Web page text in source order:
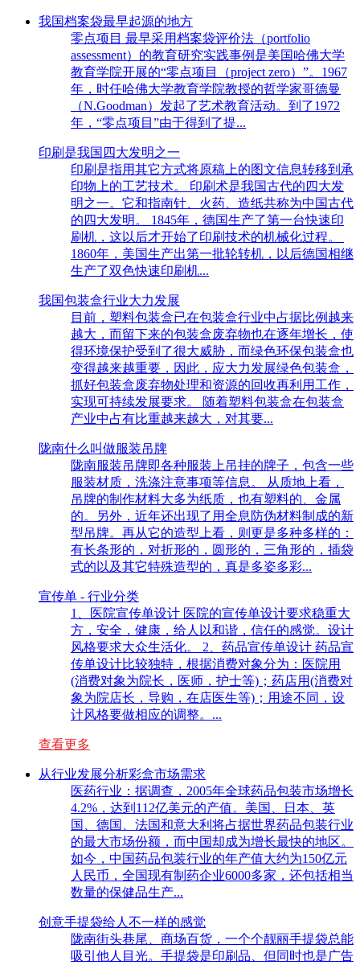
我国档案袋最早起源的地方
零点项目 最早采用档案袋评价法（portfolio
assessment）的教育研究实践事例是美国哈佛大学
教育学院开展的“零点项目（project zero）”。1967
年，时任哈佛大学教育学院教授的哲学家哥德曼
（N.Goodman）发起了艺术教育活动。到了1972
年，“零点项目”由于得到了提...
印刷是我国四大发明之一
印刷是指用其它方式将原稿上的图文信息转移到承
印物上的工艺技术。 印刷术是我国古代的四大发
明之一。它和指南针、火药、造纸共称为中国古代
的四大发明。 1845年，德国生产了第一台快速印
刷机，这以后才开始了印刷技术的机械化过程。
1860年，美国生产出第一批轮转机，以后德国相继
生产了双色快速印刷机...
我国包装盒行业大力发展
目前，塑料包装盒已在包装盒行业中占据比例越来
越大，而留下来的包装盒废弃物也在逐年增长，使
得环境保护受到了很大威胁，而绿色环保包装盒也
变得越来越重要，因此，应大力发展绿色包装盒，
抓好包装盒废弃物处理和资源的回收再利用工作，
实现可持续发展要求。 随着塑料包装盒在包装盒
产业中占有比重越来越大，对其要...
陇南什么叫做服装吊牌
陇南服装吊牌即各种服装上吊挂的牌子，包含一些
服装材质，洗涤注意事项等信息。 从质地上看，
吊牌的制作材料大多为纸质，也有塑料的、金属
的。另外，近年还出现了用全息防伪材料制成的新
型吊牌。再从它的造型上看，则更是多种多样的：
有长条形的，对折形的，圆形的，三角形的，插袋
式的以及其它特殊造型的，真是多姿多彩...
宣传单 - 行业分类
1、医院宣传单设计 医院的宣传单设计要求稳重大
方，安全，健康，给人以和谐，信任的感觉。设计
风格要求大众生活化。 2、药品宣传单设计 药品宣
传单设计比较独特，根据消费对象分为：医院用
(消费对象为院长，医师，护士等)；药店用(消费对
象为院店长，导购，在店医生等)；用途不同，设
计风格要做相应的调整。...
查看更多
从行业发展分析彩盒市场需求
医药行业：据调查，2005年全球药品包装市场增长
4.2%，达到112亿美元的产值。美国、日本、英
国、德国、法国和意大利将占据世界药品包装行业
的最大市场份额，而中国却成为增长最快的地区。
如今，中国药品包装行业的年产值大约为150亿元
人民币，全国现有制药企业6000多家，还包括相当
数量的保健品生产...
创意手提袋给人不一样的感觉
陇南街头巷尾、商场百货，一个个靓丽手提袋总能
吸引他人目光。手提袋是印刷品、但同时也是广告